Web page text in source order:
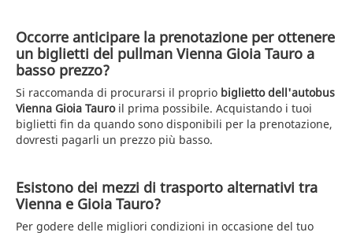
Occorre anticipare la prenotazione per ottenere
un biglietti del pullman Vienna Gioia Tauro a
basso prezzo?
Si raccomanda di procurarsi il proprio biglietto dell'autobus
Vienna Gioia Tauroil prima possibile. Acquistando i tuoi
biglietti fin da quando sono disponibili per la prenotazione,
dovresti pagarli un prezzo più basso.
Esistono dei mezzi di trasporto alternativi tra
Vienna e Gioia Tauro?
Per godere delle migliori condizioni in occasione del tuo